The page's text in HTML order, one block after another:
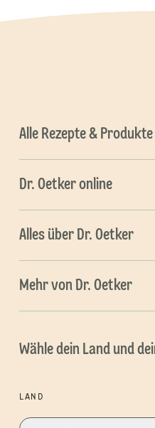
Alle Rezepte & Produkte
Dr. Oetker online
Alles über Dr. Oetker
Mehr von Dr. Oetker
Wähle dein Land und
LAND